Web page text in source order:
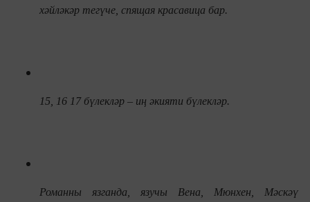
хәйләкәр тегүче, спящая красавица бар.
15, 16 17 бүлекләр – иң әкияти бүлекләр.
Романны язганда, язучы Вена, Мюнхен, Мәскәү